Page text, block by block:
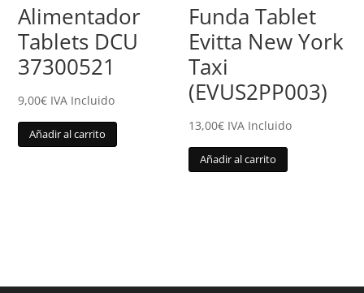
Alimentador
Tablets DCU
37300521
9,00€ IVA Incluido
Añadir al carrito
Funda Tablet
Evitta New York
Taxi
(EVUS2PP003)
13,00€ IVA Incluido
Añadir al carrito